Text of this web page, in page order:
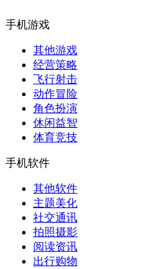
手机游戏
其他游戏
经营策略
飞行射击
动作冒险
角色扮演
休闲益智
体育竞技
手机软件
其他软件
主题美化
社交通讯
拍照摄影
阅读资讯
出行购物